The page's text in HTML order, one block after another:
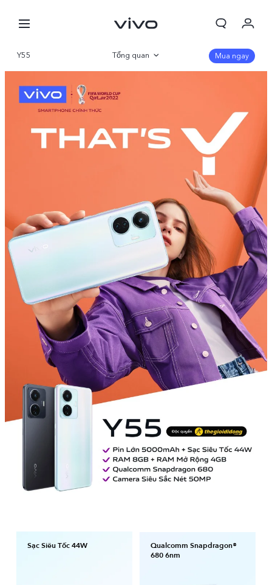
Y55 Tổng quan Mua ngay
Sạc Siêu Tốc 44W
Qualcomm Snapdragon®
680 6nm